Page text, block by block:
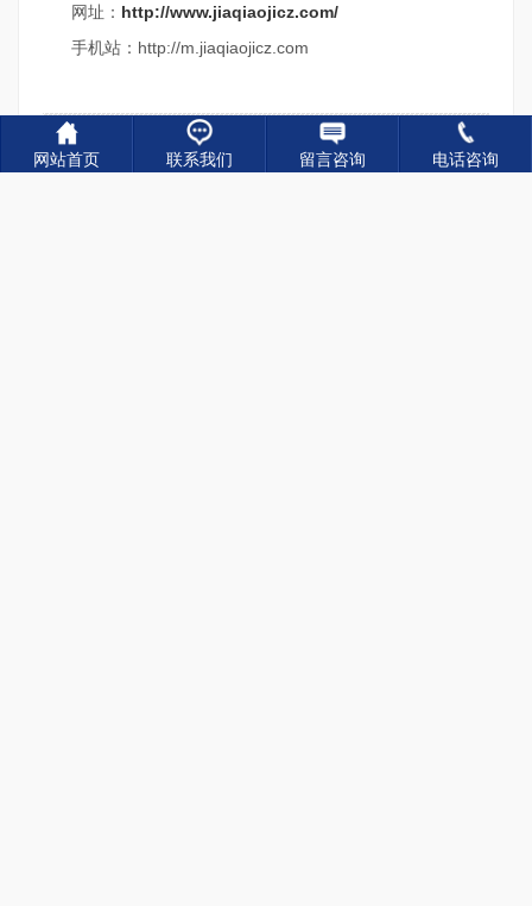
网址： http://www.jiaqiaojicz.com/
手机站：http://m.jiaqiaojicz.com
关键词：
80吨龙门吊厂家,80吨龙门吊销售,80吨龙门
网站首页 联系我们 留言咨询 电话咨询